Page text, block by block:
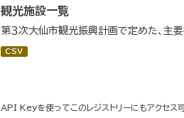
観光施設一覧
第３次大仙市観光振興計画で定めた、主
CSV
API Keyを使ってこのレジストリーにもアクセス